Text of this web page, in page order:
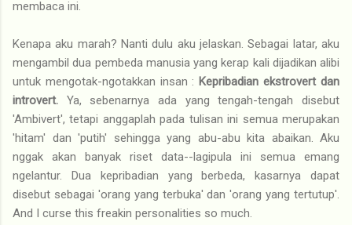
membaca ini.
Kenapa aku marah? Nanti dulu aku jelaskan. Sebagai latar, aku
mengambil dua pembeda manusia yang kerap kali dijadikan alibi
untuk mengotak-ngotakkan insan : Kepribadian ekstrovert dan
introvert. Ya, sebenarnya ada yang tengah-tengah disebut
'Ambivert', tetapi anggaplah pada tulisan ini semua merupakan
'hitam' dan 'putih' sehingga yang abu-abu kita abaikan. Aku
nggak akan banyak riset data--lagipula ini semua emang
ngelantur. Dua kepribadian yang berbeda, kasarnya dapat
disebut sebagai 'orang yang terbuka' dan 'orang yang tertutup'.
And I curse this freakin personalities so much.